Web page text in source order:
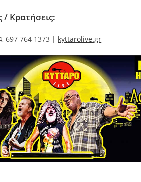
/ Κρατήσεις:
697 764 1373 | kyttarolive.gr